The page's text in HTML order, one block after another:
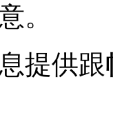
。
提供